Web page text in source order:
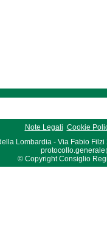
Note Legali Cookie
Lombardia - Via Fabio Filzi
© Copyright Consiglio